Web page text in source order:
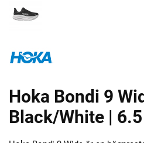
Hoka Bondi 9
Black/White | 6.5